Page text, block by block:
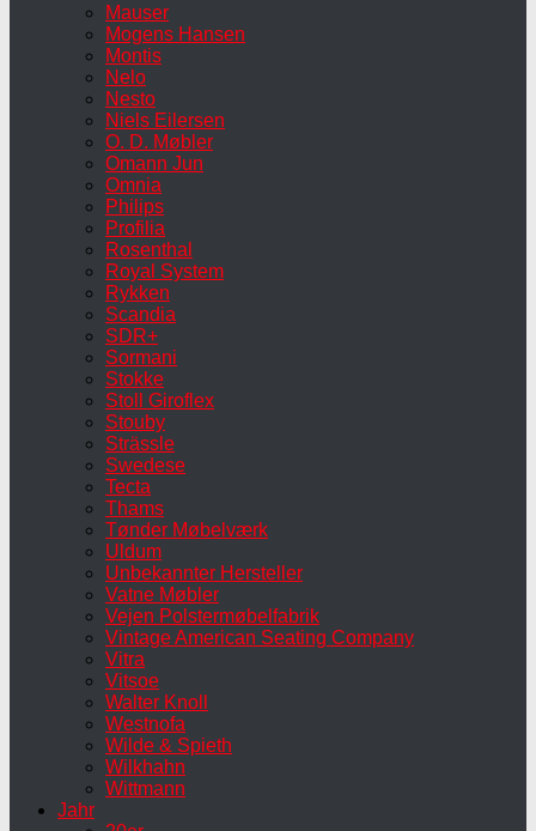
Mauser
Mogens Hansen
Montis
Nelo
Nesto
Niels Eilersen
O. D. Møbler
Omann Jun
Omnia
Philips
Profilia
Rosenthal
Royal System
Rykken
Scandia
SDR+
Sormani
Stokke
Stoll Giroflex
Stouby
Strässle
Swedese
Tecta
Thams
Tønder Møbelværk
Uldum
Unbekannter Hersteller
Vatne Møbler
Vejen Polstermøbelfabrik
Vintage American Seating Company
Vitra
Vitsoe
Walter Knoll
Westnofa
Wilde & Spieth
Wilkhahn
Wittmann
Jahr